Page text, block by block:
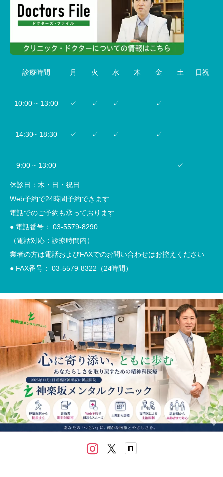
診療時間 月 火 水 木 金 土 日祝
10:00 ~ 13:00 ✓ ✓ ✓ ✓
14:30~ 18:30 ✓ ✓ ✓ ✓
9:00 ~ 13:00 ✓
休診日：木・日・祝日
Web予約で24時間予約できます
電話でのご予約も承っております
● 電話番号： 03-5579-8290
（電話対応：診療時間内）
業者の方は電話およびFAXでのお問い合わせはお控えください
● FAX番号： 03-5579-8322（24時間）